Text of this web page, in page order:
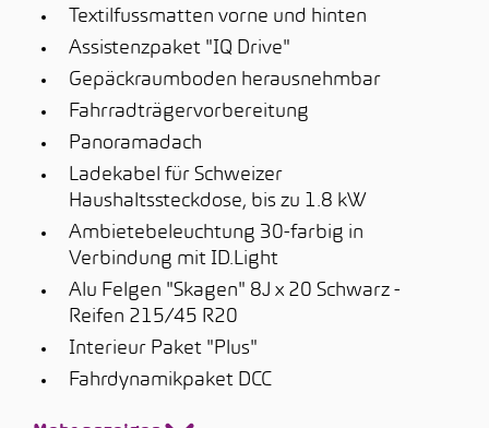
Textilfussmatten vorne und hinten
Assistenzpaket "IQ Drive"
Gepäckraumboden herausnehmbar
Fahrradträgervorbereitung
Panoramadach
Ladekabel für Schweizer
Haushaltssteckdose, bis zu 1.8 kW
Ambietebeleuchtung 30-farbig in
Verbindung mit ID.Light
Alu Felgen "Skagen" 8J x 20 Schwarz -
Reifen 215/45 R20
Interieur Paket "Plus"
Fahrdynamikpaket DCC